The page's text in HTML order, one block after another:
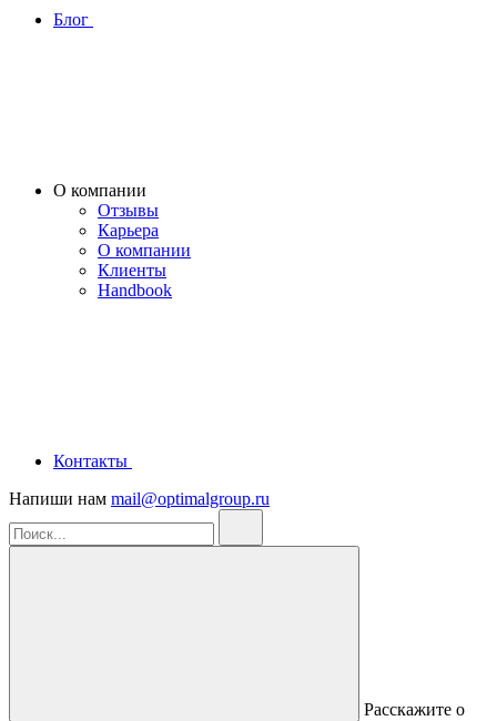
Блог
О компании
Отзывы
Карьера
О компании
Клиенты
Handbook
Контакты
Напиши нам mail@optimalgroup.ru
Расскажите о